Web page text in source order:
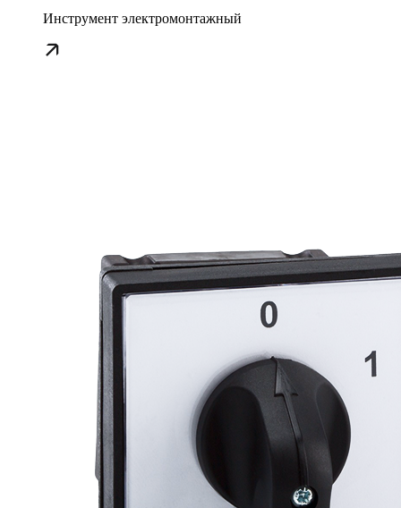
Инструмент электромонтажный